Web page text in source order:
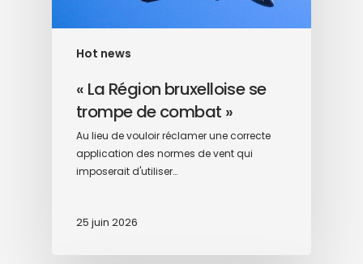
Hot news
« La Région bruxelloise se
trompe de combat »
Au lieu de vouloir réclamer une correcte
application des normes de vent qui
imposerait d'utiliser…
25 juin 2026